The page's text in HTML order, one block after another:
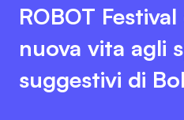
ROBOT
nuova vita agli
suggestivi di